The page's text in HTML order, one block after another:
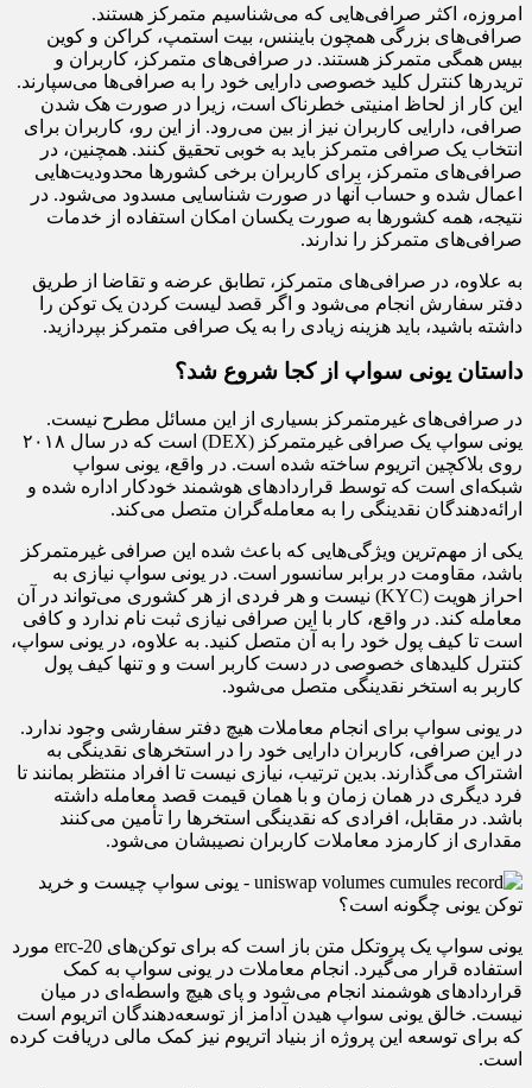
امروزه، اکثر صرافی‌هایی که می‌شناسیم متمرکز هستند.
صرافی‌های بزرگی همچون بایننس، بیت استمپ، کراکن و کوین
بیس همگی متمرکز هستند. در صرافی‌های متمرکز، کاربران و
تریدرها کنترل کلید خصوصی دارایی خود را به صرافی‌ها می‌سپارند.
این کار از لحاظ امنیتی خطرناک است، زیرا در صورت هک شدن
صرافی، دارایی کاربران نیز از بین می‌رود. از این رو، کاربران برای
انتخاب یک صرافی متمرکز باید به خوبی تحقیق کنند. همچنین، در
صرافی‌های متمرکز، برای کاربران برخی کشورها محدودیت‌هایی
اعمال شده و حساب آنها در صورت شناسایی مسدود می‌شود. در
نتیجه، همه کشورها به صورت یکسان امکان استفاده از خدمات
صرافی‌های متمرکز را ندارند.
به علاوه، در صرافی‌های متمرکز، تطابق عرضه و تقاضا از طریق
دفتر سفارش انجام می‌شود و اگر قصد لیست کردن یک توکن را
داشته باشید، باید هزینه زیادی را به یک صرافی متمرکز بپردازید.
داستان یونی سواپ از کجا شروع شد؟
در صرافی‌های غیرمتمرکز بسیاری از این مسائل مطرح نیست.
یونی سواپ یک صرافی غیرمتمرکز (DEX) است که در سال ۲۰۱۸
روی بلاکچین اتریوم ساخته شده است. در واقع، یونی سواپ
شبکه‌ای است که توسط قراردادهای هوشمند خودکار اداره شده و
ارائه‌دهندگان نقدینگی را به معامله‌گران متصل می‌کند.
یکی از مهم‌ترین ویژگی‌هایی که باعث شده این صرافی غیرمتمرکز
باشد، مقاومت در برابر سانسور است. در یونی سواپ نیازی به
احراز هویت (KYC) نیست و هر فردی از هر کشوری می‌تواند در آن
معامله کند. در واقع، کار با این صرافی نیازی ثبت نام ندارد و کافی
است تا کیف پول خود را به آن متصل کنید. به علاوه، در یونی سواپ،
کنترل کلیدهای خصوصی در دست کاربر است و و تنها کیف پول
کاربر به استخر نقدینگی متصل می‌شود.
در یونی سواپ برای انجام معاملات هیچ دفتر سفارشی وجود ندارد.
در این صرافی، کاربران دارایی خود را در استخرهای نقدینگی به
اشتراک می‌گذارند. بدین ترتیب، نیازی نیست تا افراد منتظر بمانند تا
فرد دیگری در همان زمان و با همان قیمت قصد معامله داشته
باشد. در مقابل، افرادی که نقدینگی استخرها را تأمین می‌کنند
مقداری از کارمزد معاملات کاربران نصیبشان می‌شود.
یونی سواپ یک پروتکل متن باز است که برای توکن‌های erc-20 مورد
استفاده قرار می‌گیرد. انجام معاملات در یونی سواپ به کمک
قراردادهای هوشمند انجام می‌شود و پای هیچ واسطه‌ای در میان
نیست. خالق یونی سواپ هیدن آدامز از توسعه‌دهندگان اتریوم است
که برای توسعه این پروژه از بنیاد اتریوم نیز کمک مالی دریافت کرده
است.